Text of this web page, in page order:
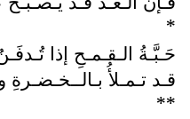
*
حَـبَّـةُ الـقـمـحِ إذا
قـد تـمـلأُ بـالــخـضـرةِ
**